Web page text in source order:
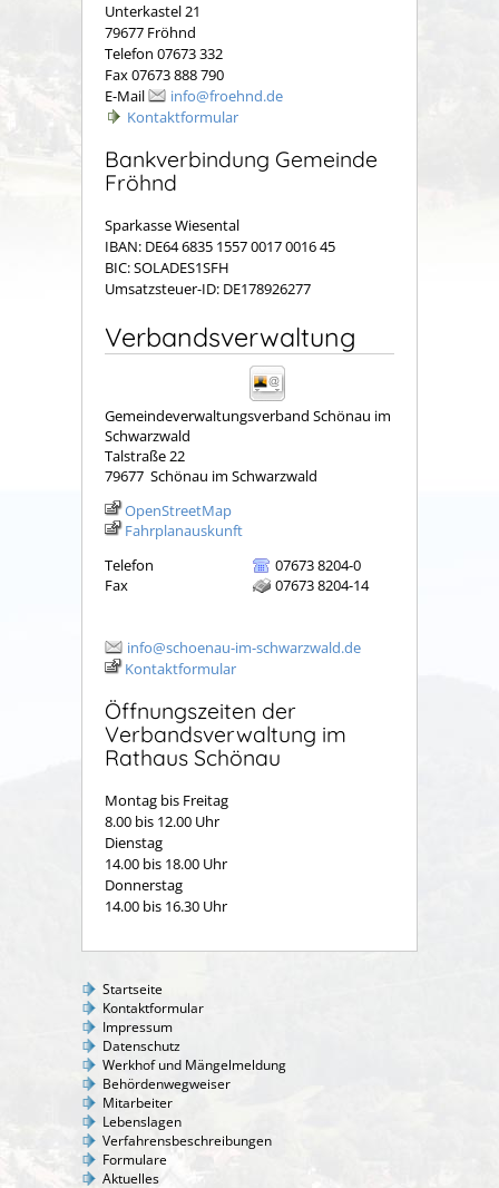
Unterkastel 21
79677 Fröhnd
Telefon 07673 332
Fax 07673 888 790
E-Mail
info@froehnd.de
Kontaktformular
Bankverbindung Gemeinde
Fröhnd
Sparkasse Wiesental
IBAN: DE64 6835 1557 0017 0016 45
BIC: SOLADES1SFH
Umsatzsteuer-ID: DE178926277
Verbandsverwaltung
Gemeindeverwaltungsverband Schönau im
Schwarzwald
Talstraße 22
79677 Schönau im Schwarzwald
OpenStreetMap
Fahrplanauskunft
Telefon
07673 8204-0
Fax
07673 8204-14
info@schoenau-im-schwarzwald.de
Kontaktformular
Öffnungszeiten der
Verbandsverwaltung im
Rathaus Schönau
Montag bis Freitag
8.00 bis 12.00 Uhr
Dienstag
14.00 bis 18.00 Uhr
Donnerstag
14.00 bis 16.30 Uhr
Startseite
Kontaktformular
Impressum
Datenschutz
Werkhof und Mängelmeldung
Behördenwegweiser
Mitarbeiter
Lebenslagen
Verfahrensbeschreibungen
Formulare
Aktuelles